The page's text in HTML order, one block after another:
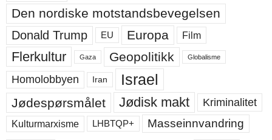
Den nordiske motstandsbevegelsen
Donald Trump EU Europa Film
Flerkultur Gaza Geopolitikk Globalisme
Homolobbyen Iran Israel
Jødespørsmålet Jødisk makt Kriminalitet
Kulturmarxisme LHBTQP+ Masseinnvandring